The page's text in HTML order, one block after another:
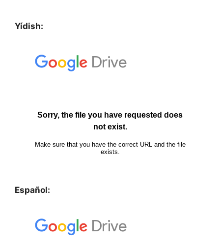
Yídish:
Español: